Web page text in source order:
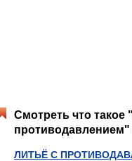
Смотреть что такое
противодавлением"
ЛИТЬЁ С